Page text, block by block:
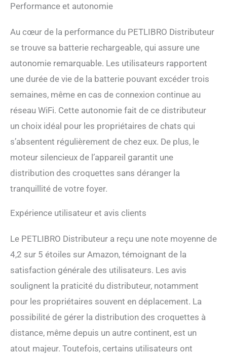
dessus qui peut être
en un seul clic. Les animaux
gourmands devront être
patients! Démontage et
entretien faciles – La
mangeoire automatique
chronométrée PETLIBRO
peut être complètement
trois étapes. La conception
est ronde et n'a pas de coins
morts, ce qui rend l'entretien
un jeu d'enfant et garantit
que votre mangeoire reste
Performance et autonomie
Au cœur de la performance du PETLIBRO Distributeur
se trouve sa batterie rechargeable, qui assure une
autonomie remarquable. Les utilisateurs rapportent
une durée de vie de la batterie pouvant excéder trois
semaines, même en cas de connexion continue au
réseau WiFi. Cette autonomie fait de ce distributeur
un choix idéal pour les propriétaires de chats qui
s’absentent régulièrement de chez eux. De plus, le
moteur silencieux de l’appareil garantit une
distribution des croquettes sans déranger la
tranquillité de votre foyer.
Expérience utilisateur et avis clients
Le PETLIBRO Distributeur a reçu une note moyenne de
4,2 sur 5 étoiles sur Amazon, témoignant de la
satisfaction générale des utilisateurs. Les avis
soulignent la praticité du distributeur, notamment
pour les propriétaires souvent en déplacement. La
possibilité de gérer la distribution des croquettes à
distance, même depuis un autre continent, est un
atout majeur. Toutefois, certains utilisateurs ont